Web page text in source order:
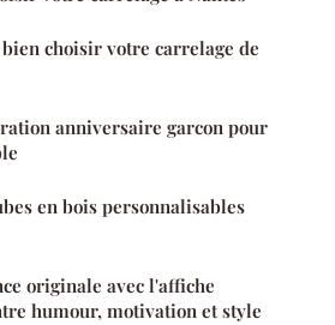
choisir votre carrelage de
anniversaire garcon pour
en bois personnalisables
originale avec l'affiche
humour, motivation et style